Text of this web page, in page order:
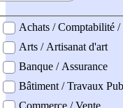
professionel
Achats / Comptabilité /
Arts / Artisanat d'art
Banque / Assurance
Bâtiment / Travaux
Commerce / Vente